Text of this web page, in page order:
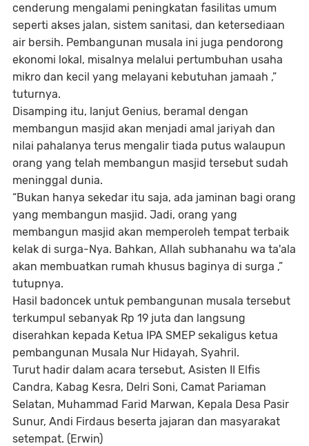
cenderung mengalami peningkatan fasilitas umum
seperti akses jalan, sistem sanitasi, dan ketersediaan
air bersih. Pembangunan musala ini juga pendorong
ekonomi lokal, misalnya melalui pertumbuhan usaha
mikro dan kecil yang melayani kebutuhan jamaah ,”
tuturnya.
Disamping itu, lanjut Genius, beramal dengan
membangun masjid akan menjadi amal jariyah dan
nilai pahalanya terus mengalir tiada putus walaupun
orang yang telah membangun masjid tersebut sudah
meninggal dunia.
“Bukan hanya sekedar itu saja, ada jaminan bagi orang
yang membangun masjid. Jadi, orang yang
membangun masjid akan memperoleh tempat terbaik
kelak di surga-Nya. Bahkan, Allah subhanahu wa ta'ala
akan membuatkan rumah khusus baginya di surga ,”
tutupnya.
Hasil badoncek untuk pembangunan musala tersebut
terkumpul sebanyak Rp 19 juta dan langsung
diserahkan kepada Ketua IPA SMEP sekaligus ketua
pembangunan Musala Nur Hidayah, Syahril.
Turut hadir dalam acara tersebut, Asisten II Elfis
Candra, Kabag Kesra, Delri Soni, Camat Pariaman
Selatan, Muhammad Farid Marwan, Kepala Desa Pasir
Sunur, Andi Firdaus beserta jajaran dan masyarakat
setempat. (Erwin)